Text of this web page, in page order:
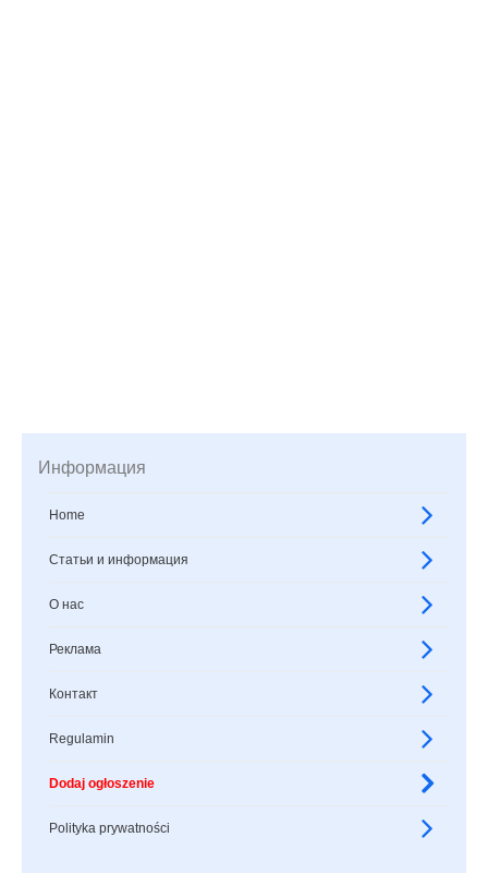
Информация
Home
Статьи и информация
О нас
Реклама
Контакт
Regulamin
Dodaj ogłoszenie
Polityka prywatności